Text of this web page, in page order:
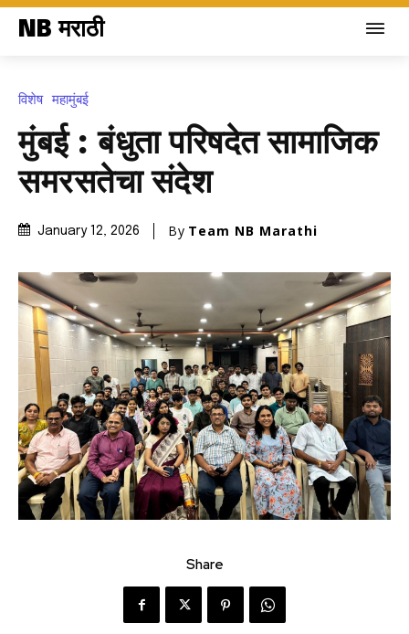
NB मराठी
विशेष महामुंबई
मुंबई : बंधुता परिषदेत सामाजिक
समरसतेचा संदेश
January 12, 2026 By Team NB Marathi
Share